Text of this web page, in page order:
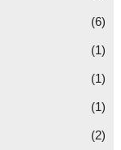
(6)
(1)
(1)
(1)
(2)